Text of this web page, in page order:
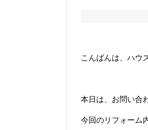
こんばんは、ハウ
本日は、お問い合
今回のリフォーム